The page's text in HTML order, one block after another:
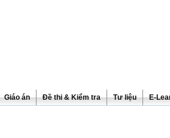
Giáo án Đề thi & Kiểm tra Tư liệu E-